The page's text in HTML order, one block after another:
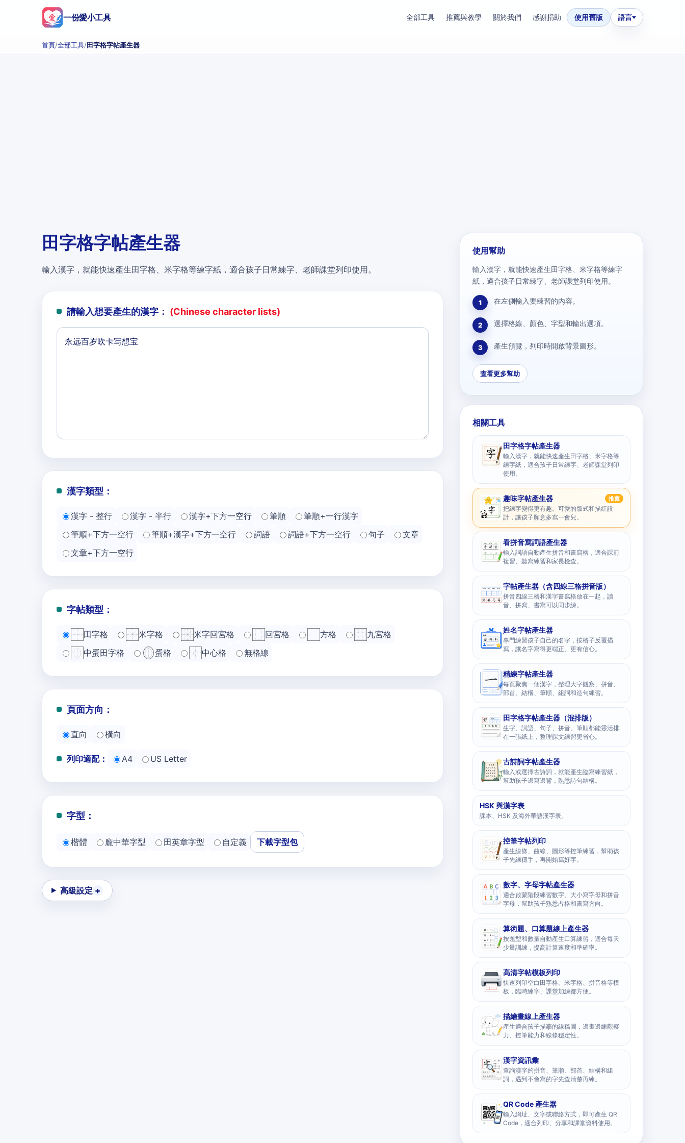
一份愛小工具 全部工具 推薦與教學 關於我們 感謝捐助 使用舊版 語言
首頁/全部工具/田字格字帖產生器
田字格字帖產生器
輸入漢字，就能快速產生田字格、米字格等練字紙，適合孩子日常練字、老師課堂列印使用。
請輸入想要產生的漢字： (Chinese character lists)
漢字類型：
漢字 - 整行 漢字 - 半行 漢字+下方一空行 筆順
筆順+一行漢字
筆順+下方一空行
筆順+漢字+下方一空行 詞語 詞語+下方一空行 句子
文章
文章+下方一空行
字帖類型：
田字格 米字格 米字回宮格 回宮格 方格
九宮格
中蛋田字格
蛋格 中心格 無格線
頁面方向：
直向 橫向
列印適配： A4 US Letter
字型：
楷體 龐中華字型 田英章字型 自定義 下載字型包
高級設定
使用幫助
輸入漢字，就能快速產生田字格、米字格等練字
紙，適合孩子日常練字、老師課堂列印使用。
1 在左側輸入要練習的內容。
2 選擇格線、顏色、字型和輸出選項。
3 產生預覽，列印時開啟背景圖形。
查看更多幫助
相關工具
田字格字帖產生器
輸入漢字，就能快速產生田字格、米字格等
練字紙，適合孩子日常練字、老師課堂列印
使用。
趣味字帖產生器 推薦
把練字變得更有趣。可愛的版式和描紅設
計，讓孩子願意多寫一會兒。
看拼音寫詞語產生器
輸入詞語自動產生拼音和書寫格，適合課前
複習、聽寫練習和家長檢查。
字帖產生器（含四線三格拼音版）
拼音四線三格和漢字書寫格放在一起，讀
音、拼寫、書寫可以同步練。
姓名字帖產生器
專門練習孩子自己的名字，按格子反覆描
寫，讓名字寫得更端正、更有信心。
精練字帖產生器
每頁聚焦一個漢字，整理大字觀察、拼音、
部首、結構、筆順、組詞和造句練習。
田字格字帖產生器（混排版）
生字、詞語、句子、拼音、筆順都能靈活排
在一張紙上，整理課文練習更省心。
古詩詞字帖產生器
輸入或選擇古詩詞，就能產生臨寫練習紙，
幫助孩子邊寫邊背，熟悉詩句結構。
HSK 與漢字表
課本、HSK 及海外華語漢字表。
控筆字帖列印
產生線條、曲線、圖形等控筆練習，幫助孩
子先練穩手，再開始寫好字。
數字、字母字帖產生器
適合啟蒙階段練習數字、大小寫字母和拼音
字母，幫助孩子熟悉占格和書寫方向。
算術題、口算題線上產生器
按題型和數量自動產生口算練習，適合每天
少量訓練，提高計算速度和準確率。
高清字帖模板列印
快速列印空白田字格、米字格、拼音格等模
板，臨時練字、課堂加練都方便。
描繪畫線上產生器
產生適合孩子描摹的線稿圖，邊畫邊練觀察
力、控筆能力和線條穩定性。
漢字資訊彙
查詢漢字的拼音、筆順、部首、結構和組
詞，遇到不會寫的字先查清楚再練。
QR Code 產生器
輸入網址、文字或聯絡方式，即可產生 QR
Code，適合列印、分享和課堂資料使用。